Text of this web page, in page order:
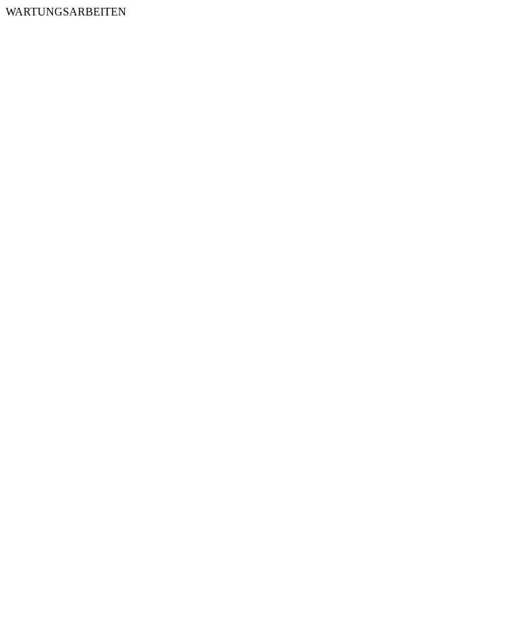
WARTUNGSARBEITEN